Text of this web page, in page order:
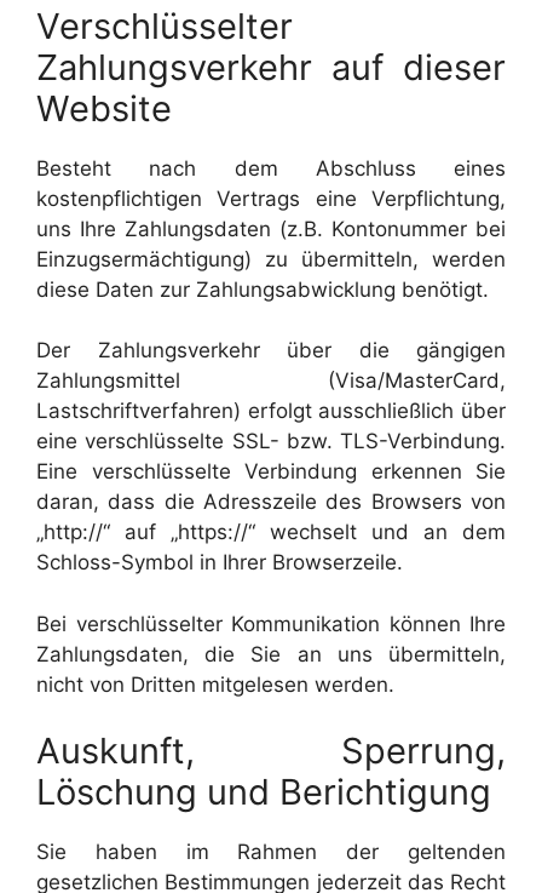
Verschlüsselter
Zahlungsverkehr auf dieser
Website
Besteht nach dem Abschluss eines
kostenpflichtigen Vertrags eine Verpflichtung,
uns Ihre Zahlungsdaten (z.B. Kontonummer bei
Einzugsermächtigung) zu übermitteln, werden
diese Daten zur Zahlungsabwicklung benötigt.
Der Zahlungsverkehr über die gängigen
Zahlungsmittel (Visa/MasterCard,
Lastschriftverfahren) erfolgt ausschließlich über
eine verschlüsselte SSL- bzw. TLS-Verbindung.
Eine verschlüsselte Verbindung erkennen Sie
daran, dass die Adresszeile des Browsers von
„http://“ auf „https://“ wechselt und an dem
Schloss-Symbol in Ihrer Browserzeile.
Bei verschlüsselter Kommunikation können Ihre
Zahlungsdaten, die Sie an uns übermitteln,
nicht von Dritten mitgelesen werden.
Auskunft, Sperrung,
Löschung und Berichtigung
Sie haben im Rahmen der geltenden
gesetzlichen Bestimmungen jederzeit das Recht